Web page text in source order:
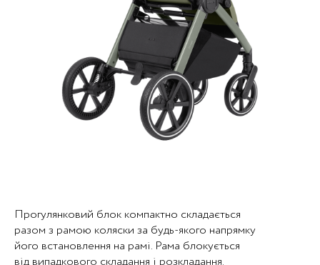
Прогулянковий блок компактно складається
разом з рамою коляски за будь-якого напрямку
його встановлення на рамі. Рама блокується
від випадкового складання і розкладання.